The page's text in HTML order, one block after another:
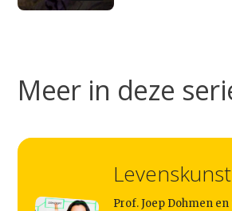
Home
Agenda
Video
Podcast
Meer in deze
Levenskunst
Prof. Joep Dohmen